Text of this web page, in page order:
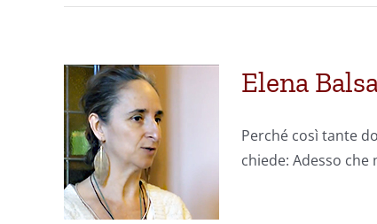
Elena
Perché così tante
chiede: Adesso